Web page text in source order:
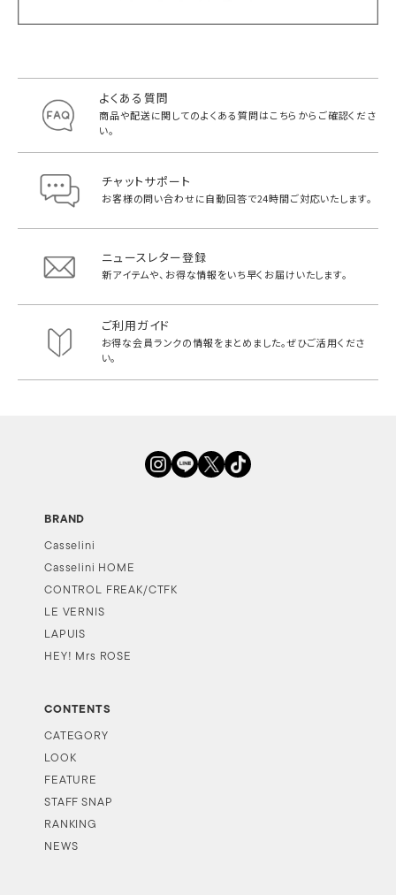
よくある質問
商品や配送に関してのよくある質問はこちらからご確認くださ
い。
チャットサポート
お客様の問い合わせに自動回答で24時間ご対応いたします。
ニュースレター登録
新アイテムや、お得な情報をいち早く お届けいたします。
ご利用ガイド
お得な会員ランクの情報をまとめました。ぜひご活用くださ
い。
BRAND
Casselini
Casselini HOME
CONTROL FREAK/CTFK
LE VERNIS
LAPUIS
HEY! Mrs ROSE
CONTENTS
CATEGORY
LOOK
FEATURE
STAFF SNAP
RANKING
NEWS